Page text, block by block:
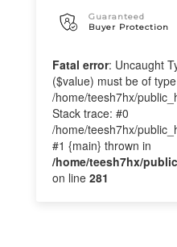
Guaranteed
Buyer Protection
Fatal error: Uncaught
($value) must be of
/home/teesh7hx/
Stack trace: #0
/home/teesh7hx/
#1 {main} thrown in
/home/teesh7hx/
on line 281